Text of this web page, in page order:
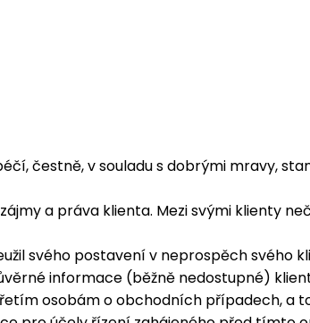
čestně, v souladu s dobrými mravy,
a práva klienta. Mezi svými klienty
svého postavení v neprospěch svého
informace (běžně nedostupné)
osobám o obchodních případech, a